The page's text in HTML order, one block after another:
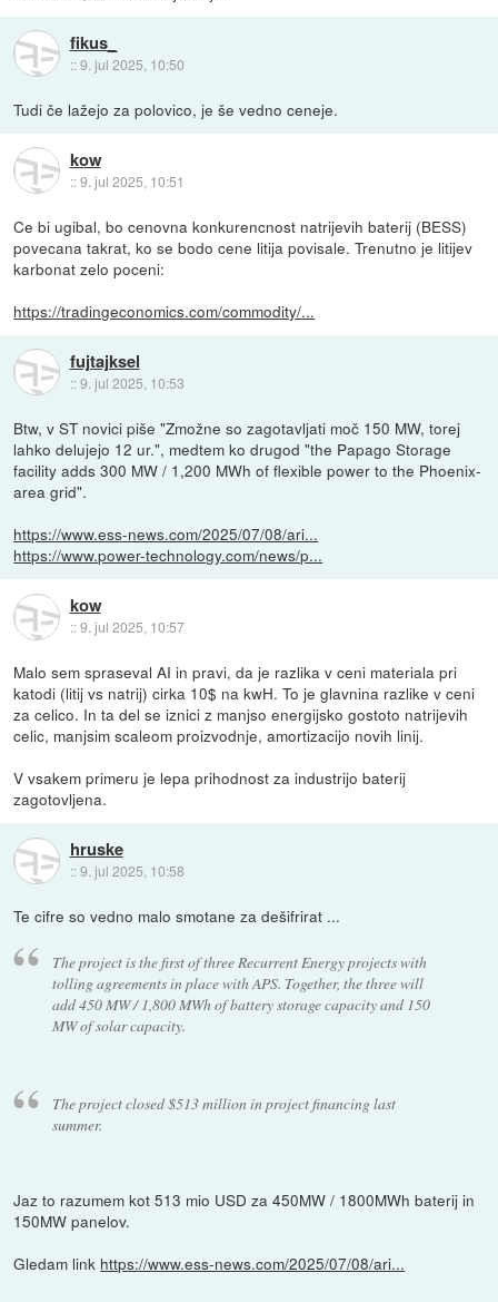
fikus_
::9. jul 2025, 10:50
Tudi če lažejo za polovico, je še vedno ceneje.
kow
::9. jul 2025, 10:51
Ce bi ugibal, bo cenovna konkurencnost natrijevih baterij (BESS)
povecana takrat, ko se bodo cene litija povisale. Trenutno je litijev
karbonat zelo poceni:
https://tradingeconomics.com/commodity/...
fujtajksel
::9. jul 2025, 10:53
Btw, v ST novici piše "Zmožne so zagotavljati moč 150 MW, torej
lahko delujejo 12 ur.", medtem ko drugod "the Papago Storage
facility adds 300 MW / 1,200 MWh of flexible power to the Phoenix-
area grid".
https://www.ess-news.com/2025/07/08/ari...
https://www.power-technology.com/news/p...
kow
::9. jul 2025, 10:57
Malo sem spraseval AI in pravi, da je razlika v ceni materiala pri
katodi (litij vs natrij) cirka 10$ na kwH. To je glavnina razlike v ceni
za celico. In ta del se iznici z manjso energijsko gostoto natrijevih
celic, manjsim scaleom proizvodnje, amortizacijo novih linij.
V vsakem primeru je lepa prihodnost za industrijo baterij
zagotovljena.
hruske
::9. jul 2025, 10:58
Te cifre so vedno malo smotane za dešifrirat ...
The project is the first of three Recurrent Energy projects with
tolling agreements in place with APS. Together, the three will
add 450 MW / 1,800 MWh of battery storage capacity and 150
MW of solar capacity.
The project closed $513 million in project financing last
summer.
Jaz to razumem kot 513 mio USD za 450MW / 1800MWh baterij in
150MW panelov.
Gledam link https://www.ess-news.com/2025/07/08/ari...